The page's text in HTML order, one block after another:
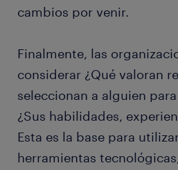
cambios por venir.
Finalmente, las
considerar ¿Qué valoran
seleccionan a alguien
¿Sus habilidades,
Esta es la base para
herramientas